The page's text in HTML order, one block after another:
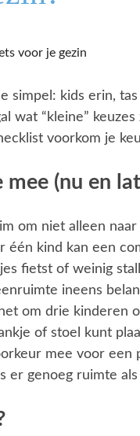
simpel: kids erin, tas
wat “kleine”
voorkom je
(nu en
om niet alleen
één kind kan een
fietst of weinig
ineens
om drie kinderen
of stoel kunt
mee voor een
er genoeg ruimte